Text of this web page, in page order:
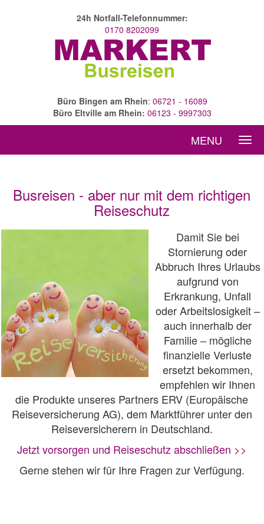
24h Notfall-Telefonnummer:
0170 8202099
Büro Bingen am Rhein: 06721 - 16089
Büro Eltville am Rhein: 06123 - 9997303
MENU
Busreisen - aber nur mit dem richtigen
Reiseschutz
Damit Sie bei
Stornierung oder
Abbruch Ihres Urlaubs
aufgrund von
Erkrankung, Unfall
oder Arbeitslosigkeit –
auch innerhalb der
Familie – mögliche
finanzielle Verluste
ersetzt bekommen,
empfehlen wir Ihnen
die Produkte unseres Partners ERV (Europäische
Reiseversicherung AG), dem Marktführer unter den
Reiseversicherern in Deutschland.
Jetzt vorsorgen und Reiseschutz abschließen >>
Gerne stehen wir für Ihre Fragen zur Verfügung.